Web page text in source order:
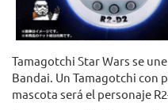
Tamagotchi Star Wars se
Bandai. Un Tamagotchi con
mascota será el personaje